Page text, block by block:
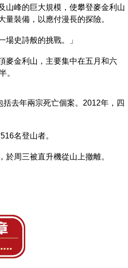
山峰的巨大規模，使攀登麥金利山
裝備，以應付漫長的探險。
史詩般的挑戰。」
麥金利山，主要集中在五月和六
。
去年兩宗死亡個案。2012年，四
名登山者。
周三被直升機從山上撤離。